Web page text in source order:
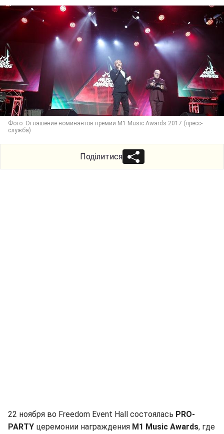
Фото: Оглашение номинантов премии M1 Music Awards 2017 (пресс-
служба)
Поділитися
22 ноября во Freedom Event Hall состоялась PRO-
PARTY церемонии награждения M1 Music Awards, где